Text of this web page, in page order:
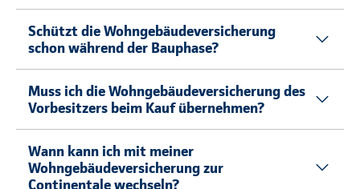
Schützt die Wohngebäudeversicherung
schon während der Bauphase?
Muss ich die Wohngebäudeversicherung des
Vorbesitzers beim Kauf übernehmen?
Wann kann ich mit meiner
Wohngebäudeversicherung zur
Continentale wechseln?